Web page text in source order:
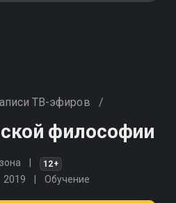
ТВ-эфиров /
философии
12+
2019 Обучение